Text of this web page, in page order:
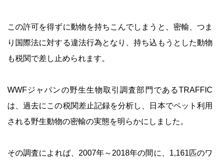
この許可を得ずに動物を持ちこんでしまうと、密輸、つま
り国際法に対する違法行為となり、持ち込もうとした動物
も税関で差し止められます。
WWFジャパンの野生生物取引調査部門であるTRAFFIC
は、過去にこの税関差止記録を分析し、日本でペット利用
される野生動物の密輸の実態を明らかにしました。
その調査によれば、2007年～2018年の間に、1,161匹のワ